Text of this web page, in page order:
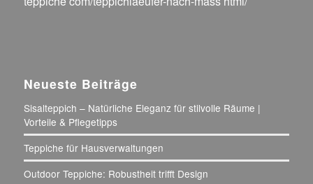
Neueste Beiträge
Sisalteppich – Natürliche Eleganz für stilvolle Räume |
Vorteile & Pflegetipps
Teppiche für Hausverwaltungen
Outdoor Teppiche: Robustheit trifft Design